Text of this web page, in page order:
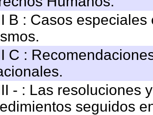
B : Casos
C :
- : Las resoluciones
seguidos